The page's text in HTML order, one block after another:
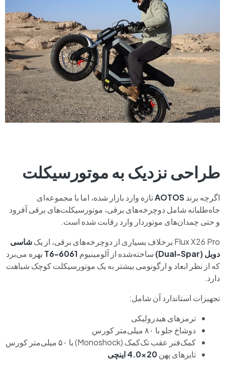
طراحی نزدیک به موتورسیکلت
اگرچه برندAOTOSتازه وارد بازار شده، اما با مجموعه‌ای
جاه‌طلبانه شامل دوچرخه‌های برقی، موتورسیکلت‌های برقی آفرود
و حتی چمدان‌های موتوردار وارد رقابت شده است.
Flux X26 Pro برخلاف بسیاری از دوچرخه‌های برقی، از یک
شاسی
دوبل (Dual-Spar)
ساخته‌شده از آلومینیوم 6061-T6
بهره می‌برد
که از نظر ابعاد و ارگونومی بیشتر به یک موتورسیکلت کوچک شباهت
دارد.
تجهیزات استاندارد آن شامل:
ترمزهای هیدرولیکی
دوشاخ جلو با ۸۰ میلی‌متر کورس
کمک‌فنر عقب تک‌کمک (Monoshock) با ۵۰ میلی‌متر کورس
تایرهای پهن20×4.0 اینچی